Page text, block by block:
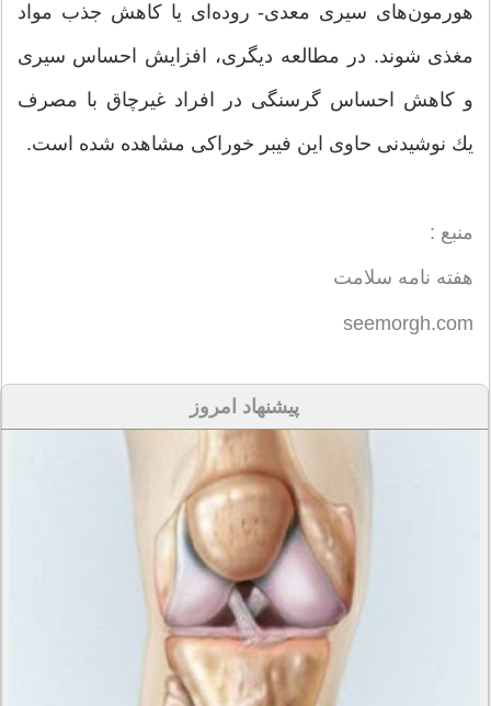
هورمون‌های سیری معدی- روده‌ای یا كاهش جذب مواد
مغذی ‌شوند. در مطالعه دیگری، افزایش احساس سیری
و كاهش احساس گرسنگی در افراد غیرچاق با مصرف
یك نوشیدنی حاوی این فیبر خوراكی مشاهده شده است.
منبع :
هفته نامه سلامت
seemorgh.com
پیشنهاد امروز